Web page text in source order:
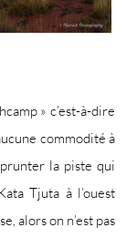
» c’est-à-dire
commodité à
la piste qui
Tjuta à l’ouest
alors on n’est pas